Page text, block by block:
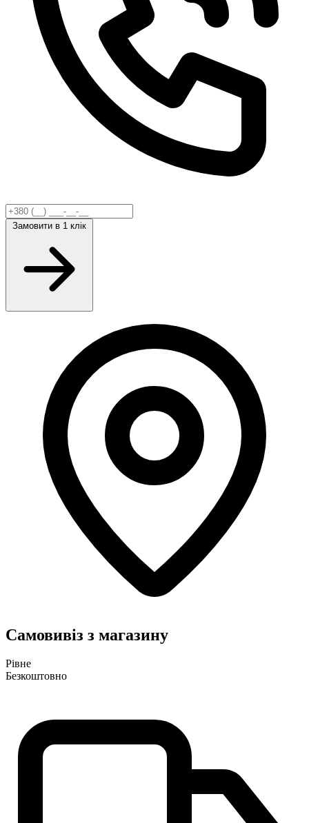
Замовити в 1 клік
Самовивіз з магазину
Рівне
Безкоштовно